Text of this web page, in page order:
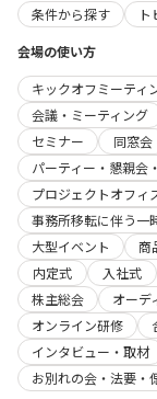
条件から探す
ト
会場の使い方
キックオフミーティ
会議・ミーティング
セミナー
同窓会
パーティー・懇親会
プロジェクトオフィ
事務所移転に伴う一
大型イベント
商
内定式
入社式
株主総会
オーデ
オンライン研修
インタビュー・取材
お別れの会・法要・